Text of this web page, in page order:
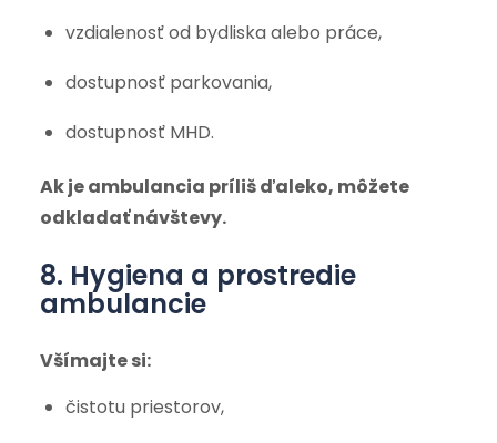
vzdialenosť od bydliska alebo práce,
dostupnosť parkovania,
dostupnosť MHD.
Ak je ambulancia príliš ďaleko, môžete
odkladať návštevy.
8. Hygiena a prostredie
ambulancie
Všímajte si:
čistotu priestorov,